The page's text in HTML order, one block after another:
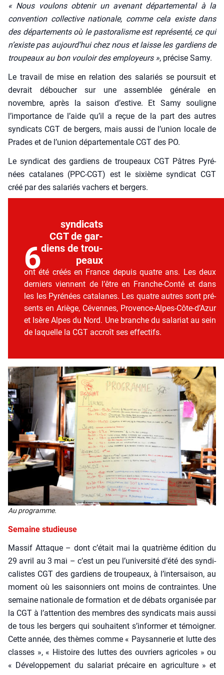
« Nous vou­lons obte­nir un ave­nant dépar­te­men­tal à la
conven­tion col­lec­tive natio­nale, comme cela existe dans
des dépar­te­ments où le pas­to­ra­lisme est repré­sen­té, ce qui
n’existe pas aujourd’huichez nous et laisse les gar­diens de
trou­peaux au bon vou­loir des employeurs », pré­cise Samy.
Le tra­vail de mise en rela­tion des sala­riés se pour­suit et
devrait débou­cher sur une assem­blée géné­rale en
novembre, après la sai­son d’estive. Et Samy sou­ligne
l’importance de l’aide qu’il a reçue de la part des autres
syn­di­cats CGT de ber­gers, mais aus­si de l’union locale de
Prades et de l’union dépar­te­men­tale CGT des PO.
Le syn­di­cat des gar­diens de trou­peaux CGT Pâtres Pyré­
nées cata­lanes (PPC-CGT) est le sixième syn­di­cat CGT
créé par des sala­riés vachers et ber­gers.
6
syn­di­cats
CGT de gar­
diens de trou­
peaux
ont été créés en France depuis quatre ans. Les deux
der­niers viennent de l’être en Franche-Conté et dans
les les Pyré­nées cata­lanes. Les quatre autres sont pré­
sents en Ariège, Cévennes, Provence-Alpes-Côte‑d’Azur
et Isère Alpes du Nord. Une branche du sala­riat au sein
de laquelle la CGT accroît ses effec­tifs.
Au pro­gramme.
Semaine studieuse
Mas­sif Attaque – dont c’était mai la qua­trième édi­tion du
29 avril au 3 mai – c’est un peu l’université d’été des syn­di­
ca­listes CGT des gar­diens de trou­peaux, à l’intersaison, au
moment où les sai­son­niers ont moins de contraintes. Une
semaine natio­nale de for­ma­tion et de débats orga­ni­sée par
la CGT à l’attention des membres des syn­di­cats mais aus­si
de tous les ber­gers qui sou­haitent s’informer et témoi­gner.
Cette année, des thèmes comme « Pay­san­ne­rie et lutte des
classes », « His­toire des luttes des ouvriers agri­coles » ou
« Déve­lop­pe­ment du sala­riat pré­caire en agri­cul­ture » et